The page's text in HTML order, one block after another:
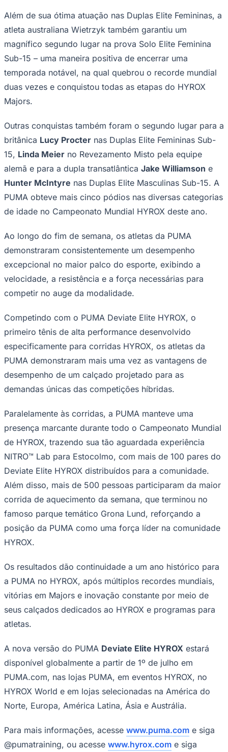
Libertadores
Sul-Americana
Copa América
Champions League
Premier League
La Liga
Bundesliga
Times - Ir direto
Corinthians
Além de sua ótima atuação nas Duplas Elite Femininas, a
atleta australiana Wietrzyk também garantiu um
magnífico segundo lugar na prova Solo Elite Feminina
Sub-15 – uma maneira positiva de encerrar uma
temporada notável, na qual quebrou o recorde mundial
duas vezes e conquistou todas as etapas do HYROX
Majors.
Outras conquistas também foram o segundo lugar para a
britânica Lucy Procter nas Duplas Elite Femininas Sub-
15, Linda Meier no Revezamento Misto pela equipe
alemã e para a dupla transatlântica Jake Williamson e
Hunter McIntyre nas Duplas Elite Masculinas Sub-15. A
PUMA obteve mais cinco pódios nas diversas categorias
de idade no Campeonato Mundial HYROX deste ano.
Ao longo do fim de semana, os atletas da PUMA
demonstraram consistentemente um desempenho
excepcional no maior palco do esporte, exibindo a
velocidade, a resistência e a força necessárias para
competir no auge da modalidade.
Competindo com o PUMA Deviate Elite HYROX, o
primeiro tênis de alta performance desenvolvido
especificamente para corridas HYROX, os atletas da
PUMA demonstraram mais uma vez as vantagens de
desempenho de um calçado projetado para as
demandas únicas das competições híbridas.
Paralelamente às corridas, a PUMA manteve uma
presença marcante durante todo o Campeonato Mundial
de HYROX, trazendo sua tão aguardada experiência
NITRO™ Lab para Estocolmo, com mais de 100 pares do
Deviate Elite HYROX distribuídos para a comunidade.
Além disso, mais de 500 pessoas participaram da maior
corrida de aquecimento da semana, que terminou no
famoso parque temático Grona Lund, reforçando a
posição da PUMA como uma força líder na comunidade
HYROX.
Os resultados dão continuidade a um ano histórico para
a PUMA no HYROX, após múltiplos recordes mundiais,
vitórias em Majors e inovação constante por meio de
seus calçados dedicados ao HYROX e programas para
atletas.
A nova versão do PUMA Deviate Elite HYROX estará
disponível globalmente a partir de 1º de julho em
PUMA.com, nas lojas PUMA, em eventos HYROX, no
HYROX World e em lojas selecionadas na América do
Norte, Europa, América Latina, Ásia e Austrália.
Para mais informações, acesse www.puma.com e siga
@pumatraining, ou acesse www.hyrox.com e siga